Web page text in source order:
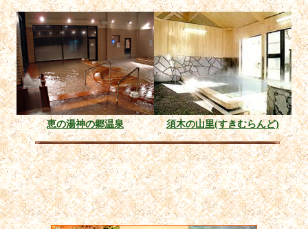
恵の湯神の郷温泉 須木の山里(すきむらんど)